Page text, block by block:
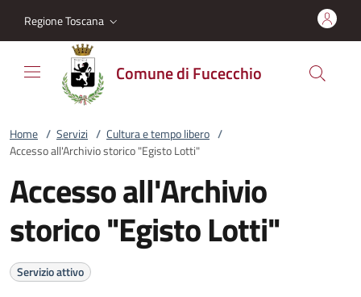
Regione Toscana
Comune di Fucecchio
Home / Servizi / Cultura e tempo libero /
Accesso all'Archivio storico "Egisto Lotti"
Accesso all'Archivio
storico "Egisto Lotti"
Servizio attivo